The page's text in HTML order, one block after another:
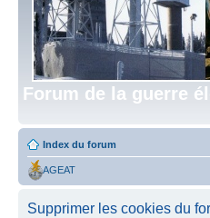
Forum de la guerre
Index du forum
AGEAT
Supprimer les cookies du